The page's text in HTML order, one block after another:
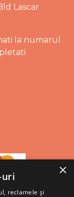
Lascar
la numarul
×
uri
reclamele și